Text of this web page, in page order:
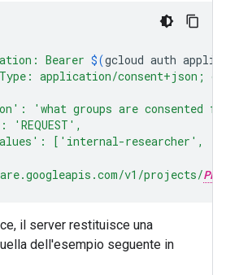
Bearer $(gcloud auth
application/consent+json;
'what groups are consented
'REQUEST',
['internal-researcher',
v1/projects/
il server restituisce una
dell'esempio seguente in